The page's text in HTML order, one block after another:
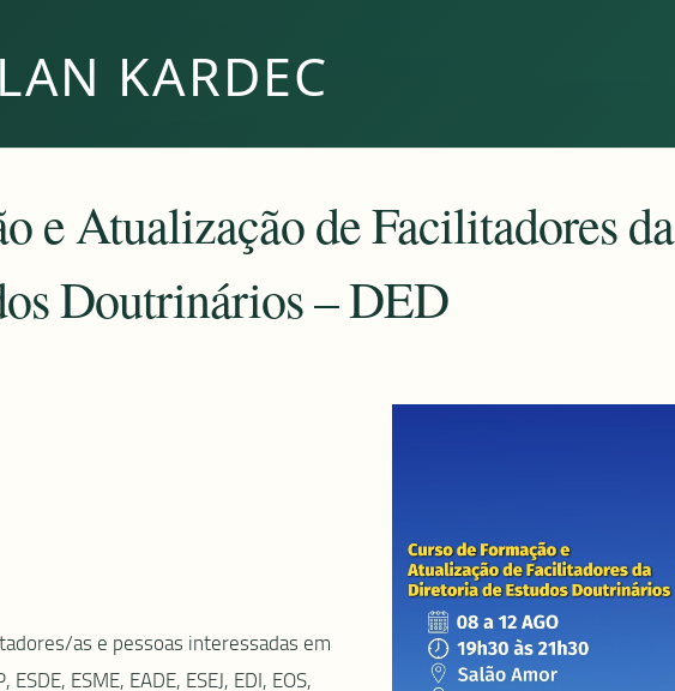
KARDEC
e Atualização de Facilitadores da
Doutrinários – DED
as e pessoas interessadas em
ESME, EADE, ESEJ, EDI, EOS,